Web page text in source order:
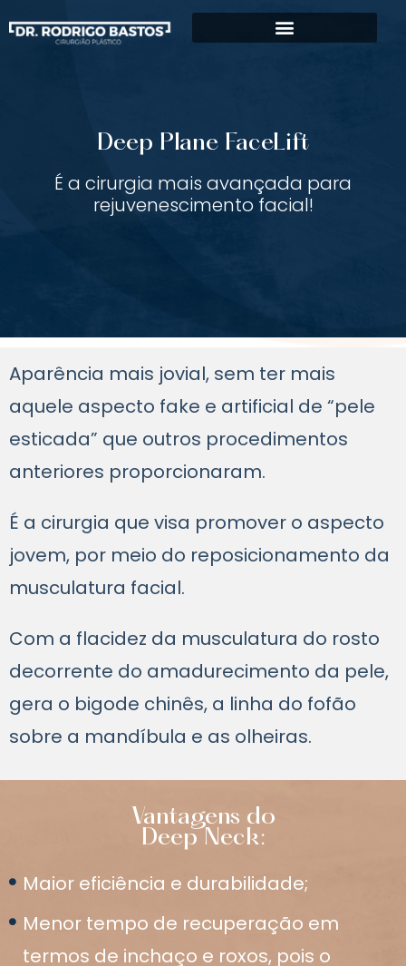
Deep Plane FaceLift
É a cirurgia mais avançada para
rejuvenescimento facial!
Aparência mais jovial, sem ter mais
aquele aspecto fake e artificial de “pele
esticada” que outros procedimentos
anteriores proporcionaram.
É a cirurgia que visa promover o aspecto
jovem, por meio do reposicionamento da
musculatura facial.
Com a flacidez da musculatura do rosto
decorrente do amadurecimento da pele,
gera o bigode chinês, a linha do fofão
sobre a mandíbula e as olheiras.
Vantagens do
Deep Neck:
Maior eficiência e durabilidade;
Menor tempo de recuperação em
termos de inchaço e roxos, pois o